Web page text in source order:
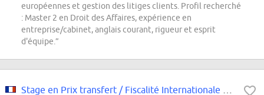
européennes et gestion des litiges clients. Profil recherché
: Master 2 en Droit des Affaires, expérience en
entreprise/cabinet, anglais courant, rigueur et esprit
d'équipe.”